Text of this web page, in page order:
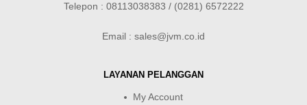
Telepon : 08113038383 / (0281) 6572222
Email : sales@jvm.co.id
LAYANAN PELANGGAN
My Account